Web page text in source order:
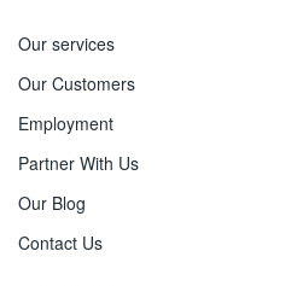
Our services
Our Customers
Employment
Partner With Us
Our Blog
Contact Us